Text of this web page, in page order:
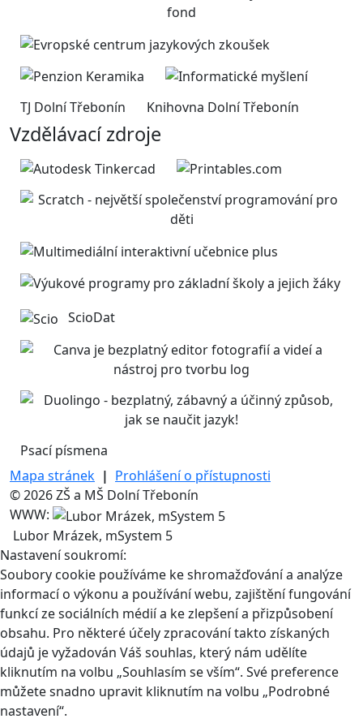
TJ Dolní Třebonín Knihovna Dolní Třebonín
Vzdělávací zdroje
ScioDat
Psací písmena
Mapa stránek | Prohlášení o přístupnosti
© 2026 ZŠ a MŠ Dolní Třebonín
WWW:
Lubor Mrázek, mSystem 5
Nastavení soukromí:
Soubory cookie používáme ke shromažďování a analýze
informací o výkonu a používání webu, zajištění fungování
funkcí ze sociálních médií a ke zlepšení a přizpůsobení
obsahu. Pro některé účely zpracování takto získaných
údajů je vyžadován Váš souhlas, který nám udělíte
kliknutím na volbu „Souhlasím se vším“. Své preference
můžete snadno upravit kliknutím na volbu „Podrobné
nastavení“.